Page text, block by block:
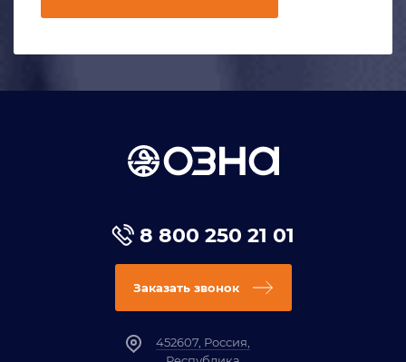
8 800 250 21 01
Заказать звонок
452607, Россия,